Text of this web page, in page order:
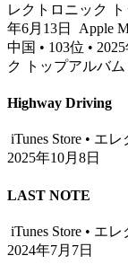
レクトロニック ト
年6月13日
Apple
中国 • 103位 •
ク トップアルバム
Highway Driving
iTunes Store • エ
2025年10月8日
LAST NOTE
iTunes Store • エ
2024年7月7日